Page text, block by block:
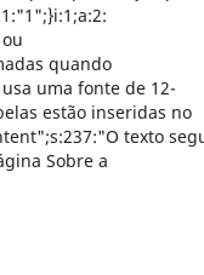
quando
uma fonte de 12-
estão inseridas no
texto
Sobre a